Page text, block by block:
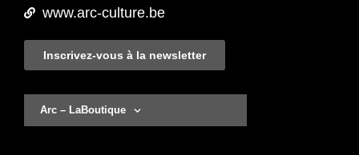
www.arc-culture.be
Inscrivez-vous à la newsletter
Arc – LaBoutique